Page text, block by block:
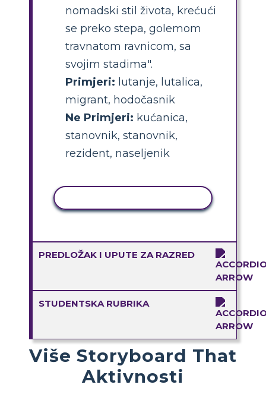
nomadski stil života, krećući
se preko stepa, golemom
travnatom ravnicom, sa
svojim stadima".
Primjeri: lutanje, lutalica,
migrant, hodočasnik
Ne Primjeri: kućanica,
stanovnik, stanovnik,
rezident, naseljenik
PREDLOŽAK I UPUTE ZA RAZRED
STUDENTSKA RUBRIKA
Više Storyboard That
Aktivnosti